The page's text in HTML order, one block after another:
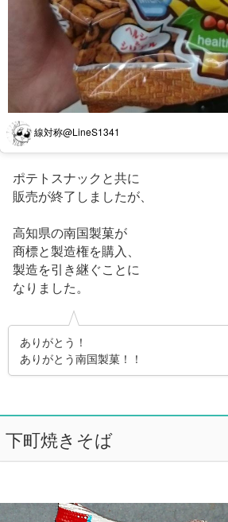
線対称@LineS1341
ポテトスナックと共に
販売が終了しましたが、
高知県の南国製菓が
商標と製造権を購入、
製造を引き継ぐことに
なりました。
ありがとう！
ありがとう南国製菓！！
下町焼きそば